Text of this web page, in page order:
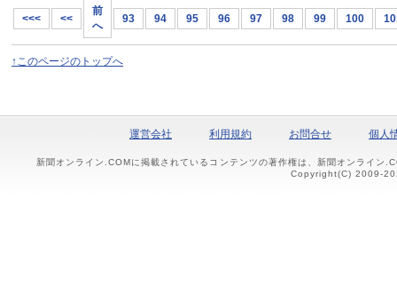
<<< <<
前
へ
93 94 95 96 97 98 99 100
↑このページのトップへ
運営会社 利用規約 お問合せ 個人
新聞オンライン.COMに掲載されているコンテンツの著作権は、新聞オンライン
Copyright(C) 2009-